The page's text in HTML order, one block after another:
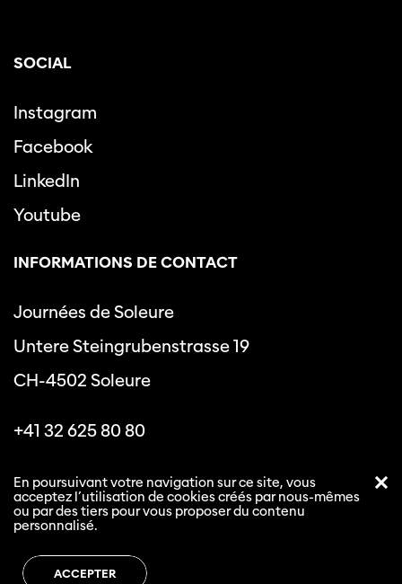
SOCIAL
Instagram
Facebook
LinkedIn
Youtube
INFORMATIONS DE CONTACT
Journées de Soleure
Untere Steingrubenstrasse 19
CH-4502 Soleure
+41 32 625 80 80
En poursuivant votre navigation sur ce site, vous
acceptez l’utilisation de cookies créés par nous-mêmes
ou par des tiers pour vous proposer du contenu
personnalisé.
ACCEPTER